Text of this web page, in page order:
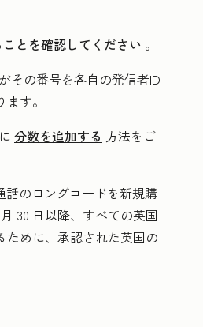
とを確認してください 。
その番号を各自の発信者ID
す。
分数を追加する 方法をご
話のロングコードを新規購
30 日以降、すべての英国
ために、承認された英国の